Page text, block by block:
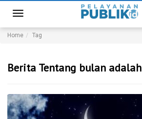
Toggle
navigation
Home Tag
Berita Tentang bulan adalah